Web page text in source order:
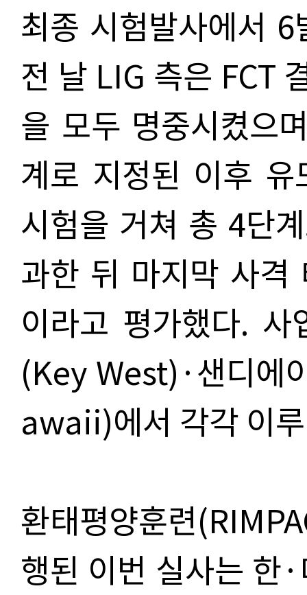
최종 시험발사에서
전 날 LIG 측은 FCT
을 모두 명중시켰으
계로 지정된 이후
시험을 거쳐 총 4단
과한 뒤 마지막 사격
이라고 평가했다.
(Key West)·샌디에
awaii)에서 각각 이
환태평양훈련
행된 이번 실사는 한